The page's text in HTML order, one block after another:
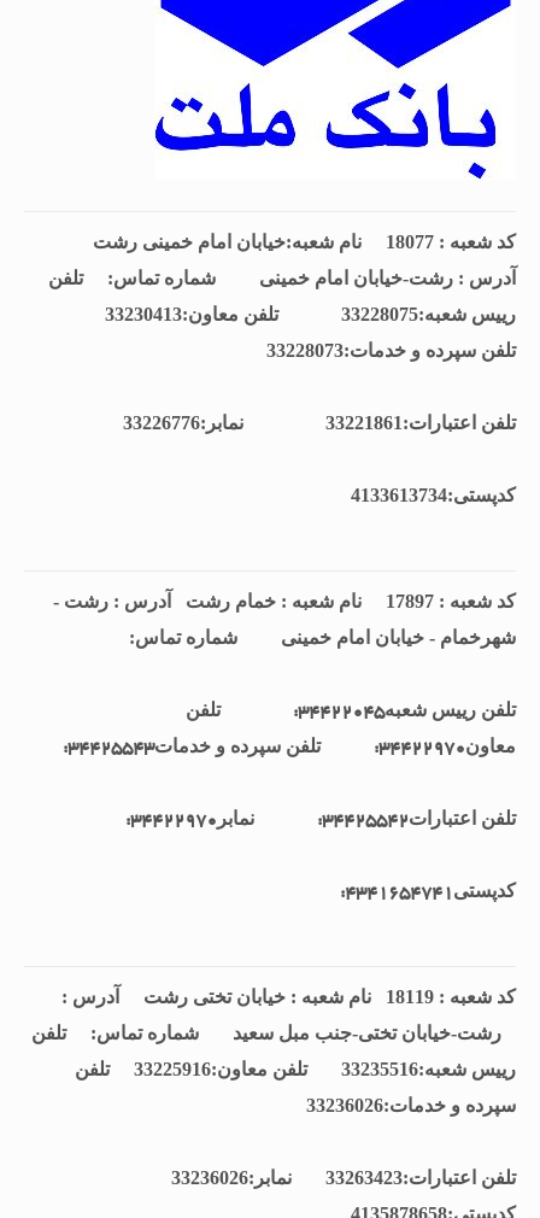
کد شعبه : 18077 نام شعبه:خیابان امام خمینی رشت
آدرس : رشت-خیابان امام خمینی شماره تماس:
تلفن
رييس شعبه:33228075 تلفن معاون:33230413
تلفن سپرده و خدمات:33228073
تلفن اعتبارات:33221861 نمابر:33226776
كدپستی:4133613734
کد شعبه : 17897 نام شعبه : خمام رشت آدرس : رشت -
شهرخمام - خیابان امام خمینی شماره تماس:
تلفن رييس شعبه:34422045تلفن
معاون:34422970تلفن سپرده و خدمات:34425543
تلفن اعتبارات :34425542نمابر:34422970
كدپستی:4341654741
کد شعبه : 18119 نام شعبه : خیابان تختی رشت آدرس :
رشت-خیابان تختی-جنب مبل سعید شماره تماس:
تلفن
رييس شعبه:33235516 تلفن معاون:33225916 تلفن
سپرده و خدمات:33236026
تلفن اعتبارات:33263423 نمابر:33236026
كدپستی:4135878658